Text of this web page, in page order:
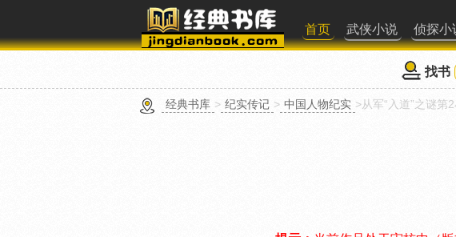
首页 武侠小说 侦探小
找书
经典书库 > 纪实传记 > 中国人物纪实 >从军“入道”之谜第